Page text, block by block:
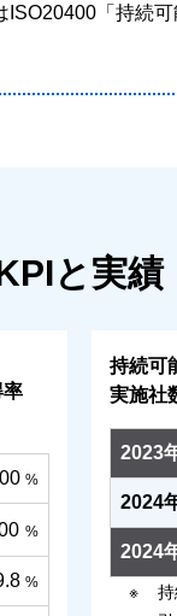
ISO20400「持続
と実績
率
%
%
%
持続可
実施社
2023
2024
2024